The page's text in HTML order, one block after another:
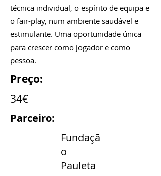
técnica individual, o espírito de equipa e
o fair-play, num ambiente saudável e
estimulante. Uma oportunidade única
para crescer como jogador e como
pessoa.
Preço:
34€
Parceiro:
Fundaçã
o
Pauleta